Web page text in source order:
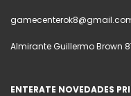
Almirante Guillermo Brown
ENTERATE NOVEDADES